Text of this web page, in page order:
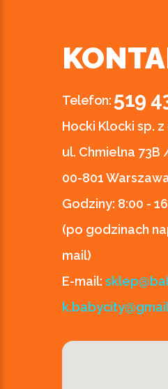
Telefon: 519
Hocki Klocki sp. z
ul. Chmielna 73B
00-801
Godziny: 8:00 -
(po godzinach
mail)
E-mail: